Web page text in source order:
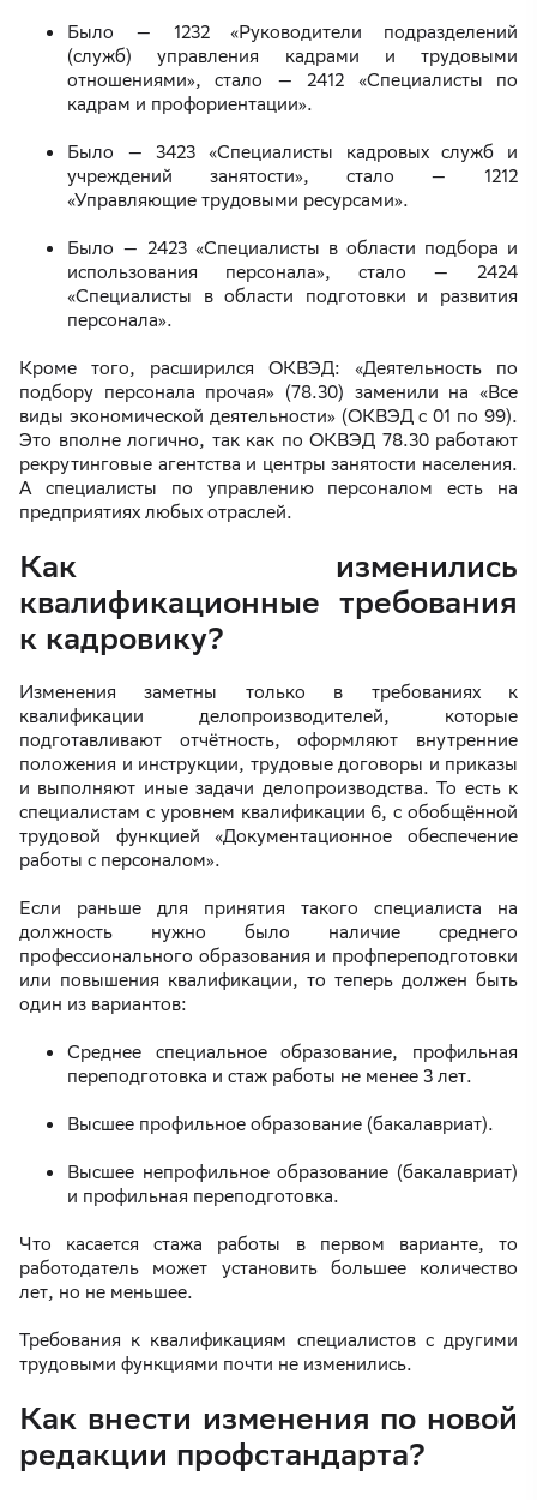
Было — 1232 «Руководители подразделений
(служб) управления кадрами и трудовыми
отношениями», стало — 2412 «Специалисты по
кадрам и профориентации».
Было — 3423 «Специалисты кадровых служб и
учреждений занятости», стало — 1212
«Управляющие трудовыми ресурсами».
Было — 2423 «Специалисты в области подбора и
использования персонала», стало — 2424
«Специалисты в области подготовки и развития
персонала».
Кроме того, расширился ОКВЭД: «Деятельность по
подбору персонала прочая» (78.30) заменили на «Все
виды экономической деятельности» (ОКВЭД с 01 по 99).
Это вполне логично, так как по ОКВЭД 78.30 работают
рекрутинговые агентства и центры занятости населения.
А специалисты по управлению персоналом есть на
предприятиях любых отраслей.
Как изменились
квалификационные требования
к кадровику?
Изменения заметны только в требованиях к
квалификации делопроизводителей, которые
подготавливают отчётность, оформляют внутренние
положения и инструкции, трудовые договоры и приказы
и выполняют иные задачи делопроизводства. То есть к
специалистам с уровнем квалификации 6, с обобщённой
трудовой функцией «Документационное обеспечение
работы с персоналом».
Если раньше для принятия такого специалиста на
должность нужно было наличие среднего
профессионального образования и профпереподготовки
или повышения квалификации, то теперь должен быть
один из вариантов:
Среднее специальное образование, профильная
переподготовка и стаж работы не менее 3 лет.
Высшее профильное образование (бакалавриат).
Высшее непрофильное образование (бакалавриат)
и профильная переподготовка.
Что касается стажа работы в первом варианте, то
работодатель может установить большее количество
лет, но не меньшее.
Требования к квалификациям специалистов с другими
трудовыми функциями почти не изменились.
Как внести изменения по новой
редакции профстандарта?